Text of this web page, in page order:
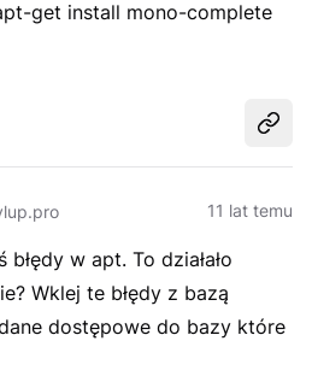
get install mono-complete
11 lat temu
błędy w apt. To działało
Wklej te błędy z bazą
dostępowe do bazy które